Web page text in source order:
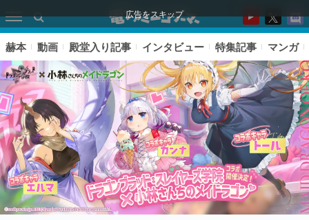
広告をスキップ
赫本 動画 殿堂入り記事 インタビュー 特集記事 マンガ